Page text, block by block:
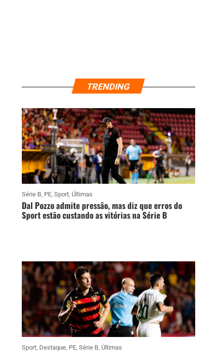
TRENDING
Série B, PE, Sport, Últimas
Dal Pozzo admite pressão, mas diz que erros do
Sport estão custando as vitórias na Série B
Sport, Destaque, PE, Série B, Últimas